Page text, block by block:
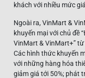
khách với nhiều mức
Ngoài ra, VinMart &
khuyến mại với chủ đề
VinMart & VinMart+”
Các hình thức khuyến
với những hàng hóa
giảm giá tới 50%; phát